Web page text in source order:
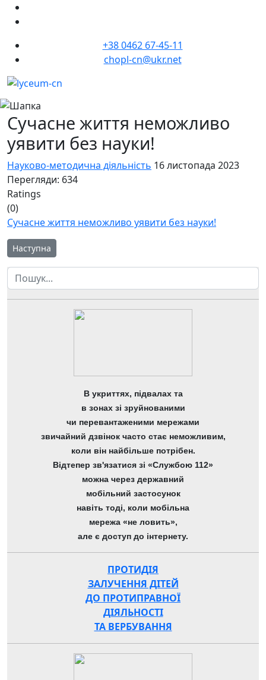
+38 0462 67-45-11
chopl-cn@ukr.net
Сучасне життя неможливо
уявити без науки!
Науково-методична діяльність 16 листопада 2023
Перегляди: 634
Ratings
(0)
Сучасне життя неможливо уявити без науки!
Наступна стаття: Залишаємо невелику добірку мемів до Дня
Наступна
Пошук
В укриттях, підвалах та
в зонах зі зруйнованими
чи перевантаженими мережами
звичайний дзвінок часто стає неможливим,
коли він найбільше потрібен.
Відтепер зв'язатися зі «Службою 112»
можна через державний
мобільний застосунок
навіть тоді, коли мобільна
мережа «не ловить»,
але є доступ до інтернету.
ПРОТИДІЯ
ЗАЛУЧЕННЯ ДІТЕЙ
ДО ПРОТИПРАВНОЇ
ДІЯЛЬНОСТІ
ТА ВЕРБУВАННЯ